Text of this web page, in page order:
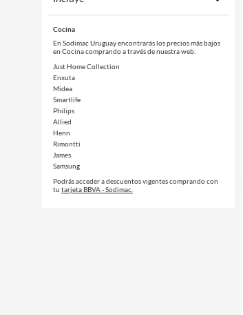
Cocina
En Sodimac Uruguay encontrarás los precios más bajos
en Cocina comprando a través de nuestra web.
Just Home Collection
Enxuta
Midea
Smartlife
Philips
Allied
Henn
Rimontti
James
Samsung
Podrás acceder a descuentos vigentes comprando con
tu tarjeta BBVA - Sodimac.